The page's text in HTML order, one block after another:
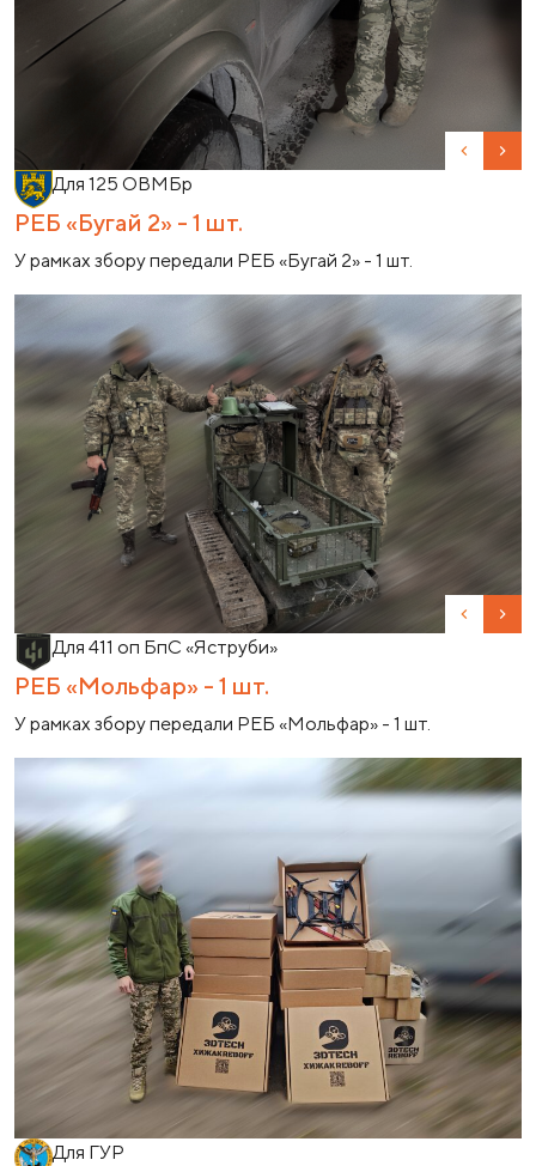
Previous
Для 125 ОВМБр
РЕБ «Бугай 2» - 1 шт.
У рамках збору передали РЕБ «Бугай 2» - 1 шт.
Previous
Для 411 оп БпС «Яструби»
РЕБ «Мольфар» - 1 шт.
У рамках збору передали РЕБ «Мольфар» - 1 шт.
Для ГУР